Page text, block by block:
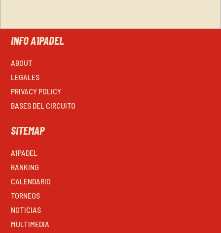
INFO A1PADEL
ABOUT
LEGALES
PRIVACY POLICY
BASES DEL CIRCUITO
SITEMAP
A1PADEL
RANKING
CALENDARIO
TORNEOS
NOTICIAS
MULTIMEDIA